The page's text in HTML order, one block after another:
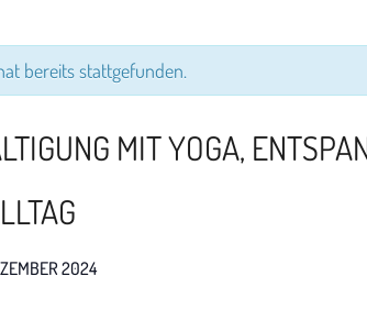
bereits stattgefunden.
MIT YOGA,
2024